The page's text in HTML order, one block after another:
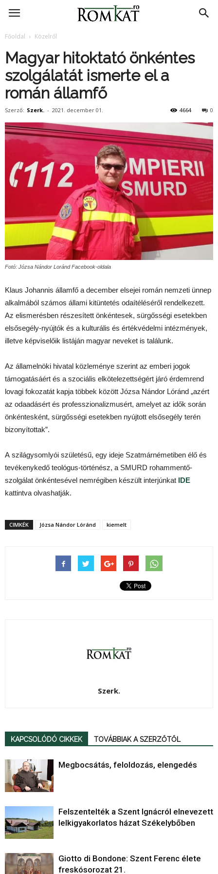
RomKat.ro
Főoldal Közelről
Magyar hitoktató önkéntes
szolgálatát ismerte el a
román államfő
Szerző: Szerk. - 2021. december 01. 0
4664
Fotó: Józsa Nándor Loránd Facebook-oldala
Klaus Johannis államfő a december elsejei román nemzeti ünnep
alkalmából számos állami kitüntetés odaítéléséről rendelkezett.
Az elismerésben részesített önkéntesek, sürgősségi esetekben
elsősegély-nyújtók és a kulturális és értékvédelmi intézmények,
illetve képviselőik listáján magyar neveket is találunk.
Az államelnöki hivatal közleménye szerint az emberi jogok
támogatásáért és a szociális elkötelezettségért járó érdemrend
lovagi fokozatát kapja többek között Józsa Nándor Lóránd „azért
az odaadásért és professzionalizmusért, amelyet az idők során
önkéntesként, sürgősségi esetekben nyújtott elsősegély terén
bizonyítottak”.
A szilágysomlyói születésű, egy ideje Szatmárnémetiben élő és
tevékenykedő teológus-történész, a SMURD rohammentő-
szolgálat önkéntesével nemrégiben készült interjúnkat IDE
kattintva olvashatják.
CIMKÉK Józsa Nándor Lóránd kiemelt
Szerk.
KAPCSOLÓDÓ CIKKEK TOVÁBBIAK A SZERZŐTŐL
Megbocsátás, feloldozás, elengedés
Felszentelték a Szent Ignácról elnevezett
lelkigyakorlatos házat Székelybőben
Giotto di Bondone: Szent Ferenc élete
freskósorozat 21.